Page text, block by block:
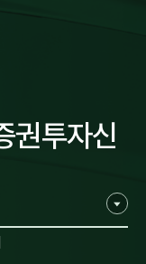
권투자신